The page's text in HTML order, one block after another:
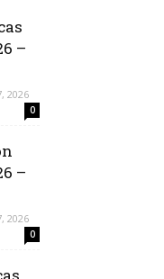
–
2026
0
–
2026
0